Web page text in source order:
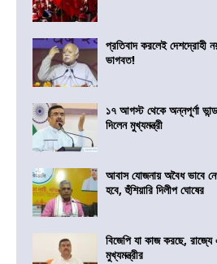
প্রতিবাদ করলেই দেশদ্রোহী
ভাগবত!
১৭ আগস্ট থেকে অন্নপূর্ণা
দিলেন মুখ্যমন্ত্রী
আবাস যোজনায় অবৈধ ভাবে
হবে, হুঁশিয়ারি দিলীপ ঘোষের
বিজেপি যা কাজ করছে,
মুখ্যমন্ত্রীর